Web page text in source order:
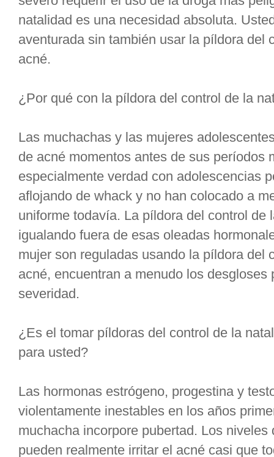
natalidad es una necesidad absoluta.
aventurada sin también usar la píldora del
acné.
¿Por qué con la píldora del control de la
Las muchachas y las mujeres
de acné momentos antes de sus períodos
especialmente verdad con adolescencias
aflojando de whack y no han colocado a
uniforme todavía. La píldora del control de
igualando fuera de esas oleadas
mujer son reguladas usando la píldora del
acné, encuentran a menudo los
severidad.
¿Es el tomar píldoras del control de la
para usted?
Las hormonas estrógeno, progestina y
violentamente inestables en los años
muchacha incorpore pubertad. Los
pueden realmente irritar el acné casi que